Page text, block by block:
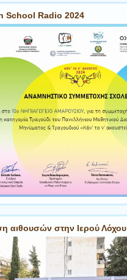
School Radio 2024
αιθουσών στην Ιερού Λόχου